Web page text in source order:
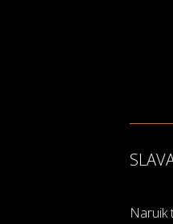
Naruik